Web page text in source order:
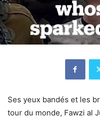
Ses yeux bandés et les
tour du monde, Fawzi al